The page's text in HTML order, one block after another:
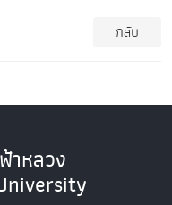
กลับ
าหลวง